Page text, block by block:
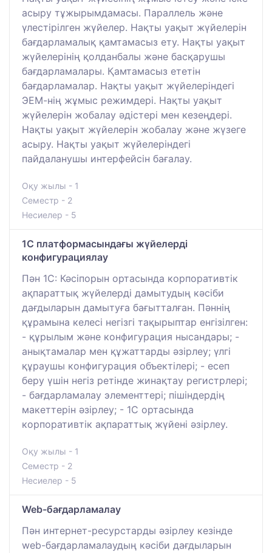
асыру тұжырымдамасы. Параллель және
үлестірілген жүйелер. Нақты уақыт жүйелерін
бағдарламалық қамтамасыз ету. Нақты уақыт
жүйелерінің қолданбалы және басқарушы
бағдарламалары. Қамтамасыз ететін
бағдарламалар. Нақты уақыт жүйелеріндегі
ЭЕМ-нің жұмыс режимдері. Нақты уақыт
жүйелерін жобалау әдістері мен кезеңдері.
Нақты уақыт жүйелерін жобалау және жүзеге
асыру. Нақты уақыт жүйелеріндегі
пайдаланушы интерфейсін бағалау.
Оқу жылы - 1
Семестр - 2
Несиелер - 5
1С платформасындағы жүйелерді
конфигурациялау
Пән 1С: Кәсіпорын ортасында корпоративтік
ақпараттық жүйелерді дамытудың кәсіби
дағдыларын дамытуға бағытталған. Пәннің
құрамына келесі негізгі тақырыптар енгізілген:
- құрылым және конфигурация нысандары; -
анықтамалар мен құжаттарды әзірлеу; үлгі
құраушы конфигурация объектілері; - есеп
беру үшін негіз ретінде жинақтау регистрлері;
- бағдарламалау элементтері; пішіндердің
макеттерін әзірлеу; - 1С ортасында
корпоративтік ақпараттық жүйені әзірлеу.
Оқу жылы - 1
Семестр - 2
Несиелер - 5
Web-бағдарламалау
Пән интернет-ресурстарды әзірлеу кезінде
web-бағдарламалаудың кәсіби дағдыларын